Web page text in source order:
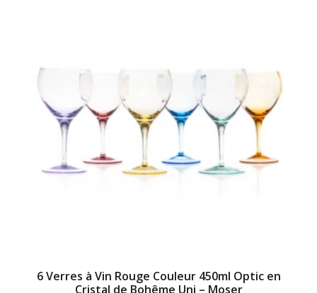
6 Verres à Vin Rouge Couleur 450ml Optic en
Cristal de Bohême Uni – Moser